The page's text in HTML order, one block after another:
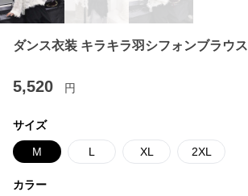
ダンス衣装 キラキラ羽シフォンブラウス
5,520 円
サイズ
M L XL 2XL
カラー